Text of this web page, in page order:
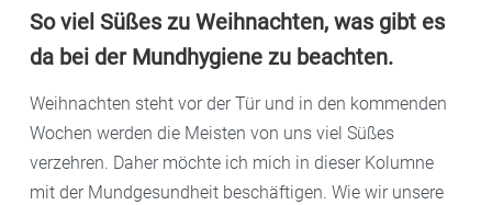
So viel Süßes zu Weihnachten, was gibt es
da bei der Mundhygiene zu beachten.
Weihnachten steht vor der Tür und in den kommenden
Wochen werden die Meisten von uns viel Süßes
verzehren. Daher möchte ich mich in dieser Kolumne
mit der Mundgesundheit beschäftigen. Wie wir unsere